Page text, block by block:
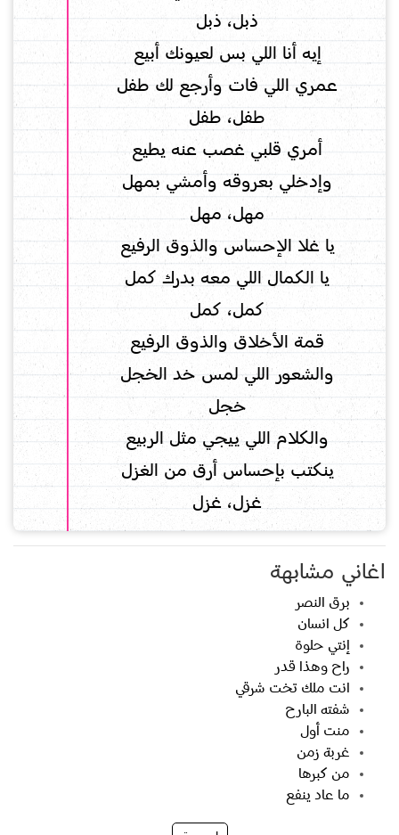
ذبل، ذبل
إيه أنا اللي بس لعيونك أبيع
عمري اللي فات وأرجع لك طفل
طفل، طفل
أمري قلبي غصب عنه يطيع
وإدخلي بعروقه وأمشي بمهل
مهل، مهل
يا غلا الإحساس والذوق الرفيع
يا الكمال اللي معه بدرك كمل
كمل، كمل
قمة الأخلاق والذوق الرفيع
والشعور اللي لمس خد الخجل
خجل
والكلام اللي ييجي مثل الربيع
ينكتب بإحساس أرق من الغزل
غزل، غزل
اغاني مشابهة
برق النصر
كل انسان
إنتي حلوة
راح وهذا قدر
انت ملك تخت شرقي
شفته البارح
منت أول
غربة زمن
من كبرها
ما عاد ينفع